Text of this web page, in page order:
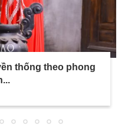
thống theo phong